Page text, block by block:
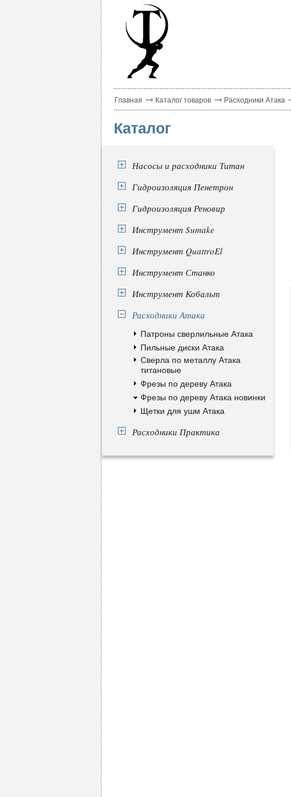
Главная Каталог товаров Расходники Атака
Каталог
Насосы и расходники Титан
Гидроизоляция Пенетрон
Гидроизоляция Реновир
Инструмент Sumake
Инструмент QuattroEl
Инструмент Станко
Инструмент Кобальт
Расходники Атака
Патроны сверлильные Атака
Пильные диски Атака
Сверла по металлу Атака
титановые
Фрезы по дереву Атака
Фрезы по дереву Атака новинки
Щетки для ушм Атака
Расходники Практика